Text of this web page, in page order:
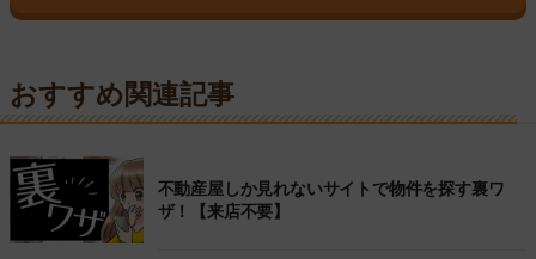
おすすめ関連記事
不動産屋しか見れないサイトで物件を探す裏ワ
ザ！【来店不要】